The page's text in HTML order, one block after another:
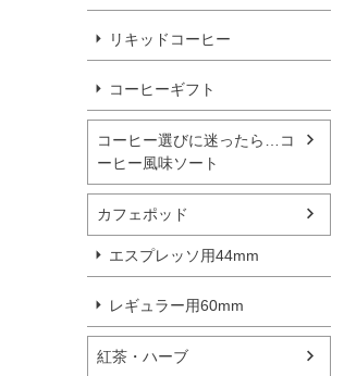
リキッドコーヒー
コーヒーギフト
コーヒー選びに迷ったら…コ
ーヒー風味ソート
カフェポッド
エスプレッソ用44mm
レギュラー用60mm
紅茶・ハーブ